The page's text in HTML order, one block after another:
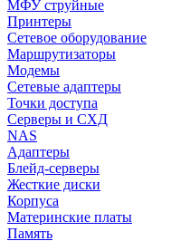
МФУ струйные
Принтеры
Сетевое оборудование
Маршрутизаторы
Модемы
Сетевые адаптеры
Точки доступа
Серверы и СХД
NAS
Адаптеры
Блейд-серверы
Жесткие диски
Корпуса
Материнские платы
Память